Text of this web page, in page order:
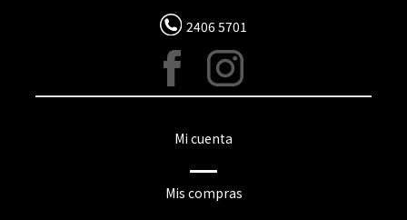
2406 5701
Mi cuenta
Mis compras